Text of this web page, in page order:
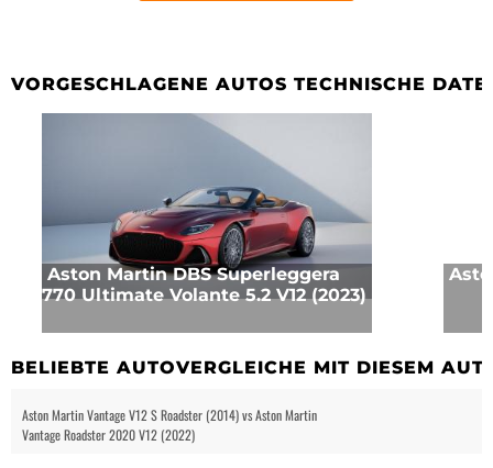
VORGESCHLAGENE AUTOS TECHNISCHE
Aston Martin DBS Superleggera
770 Ultimate Volante 5.2 V12 (2023)
BELIEBTE AUTOVERGLEICHE MIT DIESEM
Aston Martin Vantage V12 S Roadster (2014) vs Aston Martin
Vantage Roadster 2020 V12 (2022)